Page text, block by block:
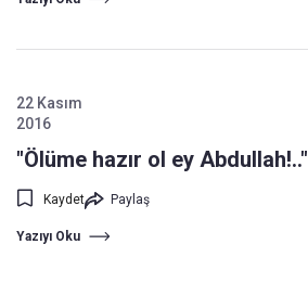
22 Kasım
2016
"Ölüme hazır ol ey Abdullah!.."
Kaydet Paylaş
Yazıyı Oku